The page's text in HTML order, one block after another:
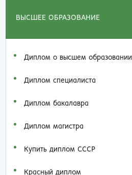
ВЫСШЕЕ ОБРАЗОВАНИЕ
Диплом о высшем образовании
Диплом специалиста
Диплом бакалавра
Диплом магистра
Купить диплом СССР
Красный диплом